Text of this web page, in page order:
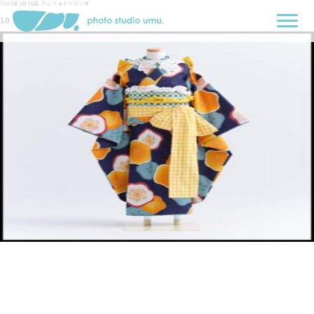
2022年1月30日 ウムフォトスタジオ
10